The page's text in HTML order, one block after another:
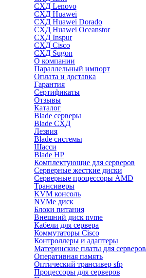
СХД Lenovo
СХД Huawei
СХД Huawei Dorado
СХД Huawei Oceanstor
СХД Inspur
СХД Cisco
СХД Sugon
О компании
Параллельный импорт
Оплата и доставка
Гарантия
Сертификаты
Отзывы
Каталог
Blade серверы
Blade СХД
Лезвия
Blade системы
Шасси
Blade HP
Комплектующие для серверов
Серверные жесткие диски
Серверные процессоры AMD
Трансиверы
KVM консоль
NVMe диск
Блоки питания
Внешний диск nvme
Кабели для сервера
Коммутаторы Cisco
Контроллеры и адаптеры
Материнские платы для серверов
Оперативная память
Оптический трансивер sfp
Процессоры для серверов